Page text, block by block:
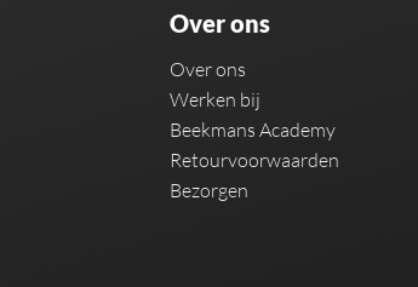
Over ons
Over ons
Werken bij
Beekmans Academy
Retourvoorwaarden
Bezorgen